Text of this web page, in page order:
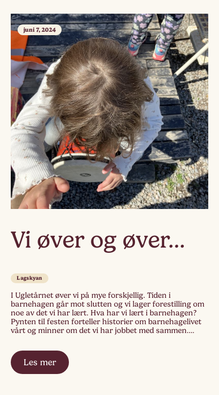
Vi øver og øver…
juni 7, 2024
Lagskyan
I Ugletårnet øver vi på mye forskjellig. Tiden i
barnehagen går mot slutten og vi lager forestilling om
noe av det vi har lært. Hva har vi lært i barnehagen?
Pynten til festen forteller historier om barnehagelivet
vårt og minner om det vi har jobbet med sammen.
Les mer